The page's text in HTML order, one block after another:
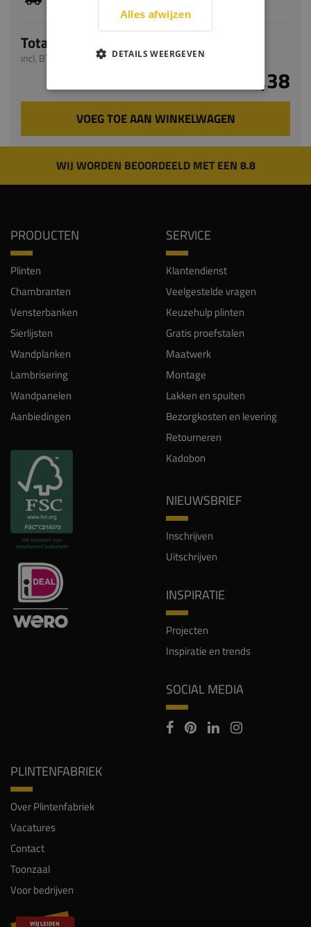
Totaal
incl. BTW
€ 233,38
VOEG TOE AAN WINKELWAGEN
WIJ WORDEN BEOORDEELD MET EEN 8.8
PRODUCTEN
Plinten
Chambranten
Vensterbanken
Sierlijsten
Wandplanken
Lambrisering
Wandpanelen
Aanbiedingen
SERVICE
Klantendienst
Veelgestelde vragen
Keuzehulp plinten
Gratis proefstalen
Maatwerk
Montage
Lakken en spuiten
Bezorgkosten en levering
Retourneren
Kadobon
NIEUWSBRIEF
Inschrijven
Uitschrijven
INSPIRATIE
Projecten
Inspiratie en trends
SOCIAL MEDIA
PLINTENFABRIEK
Over Plintenfabriek
Vacatures
Contact
Toonzaal
Voor bedrijven
Alles afwijzen
DETAILS WEERGEVEN